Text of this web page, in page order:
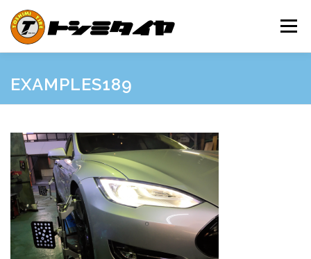
キ
メニュー
HOME MAINTENANCE
SHOP GUIDE BLOG INQUIRY
INFORMATION SNS FRIEND’S SITE
EXAMPLES189